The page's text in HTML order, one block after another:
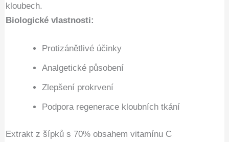
kloubech.
Biologické vlastnosti:
Protizánětlivé účinky
Analgetické působení
Zlepšení prokrvení
Podpora regenerace kloubních tkání
Extrakt z šípků s 70% obsahem vitamínu C